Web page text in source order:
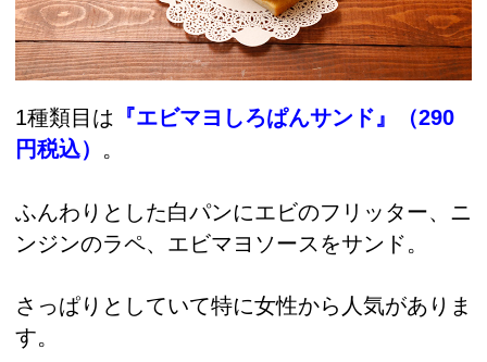
1種類目は 『エビマヨしろぱんサンド』（290
円税込） 。
ふんわりとした白パンにエビのフリッター、ニ
ンジンのラペ、エビマヨソースをサンド。
さっぱりとしていて特に女性から人気がありま
す。